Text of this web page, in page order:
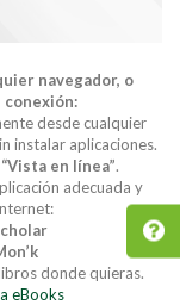
navegador, o
conexión:
desde cualquier
instalar aplicaciones.
“Vista en línea”.
adecuada y
donde quieras.
eBooks